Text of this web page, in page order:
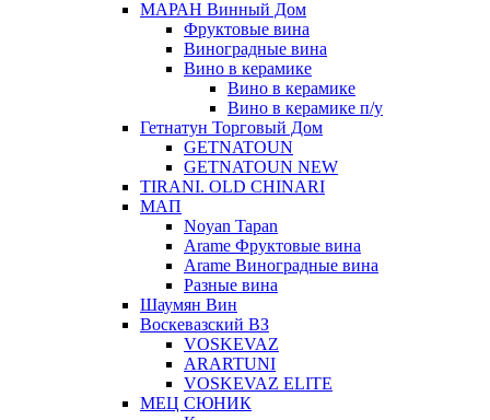
МАРАН Винный Дом
Фруктовые вина
Виноградные вина
Вино в керамике
Вино в керамике
Вино в керамике п/у
Гетнатун Торговый Дом
GETNATOUN
GETNATOUN NEW
TIRANI. OLD CHINARI
МАП
Noyan Tapan
Arame Фруктовые вина
Arame Виноградные вина
Разные вина
Шаумян Вин
Воскевазский ВЗ
VOSKEVAZ
ARARTUNI
VOSKEVAZ ELITE
МЕЦ СЮНИК